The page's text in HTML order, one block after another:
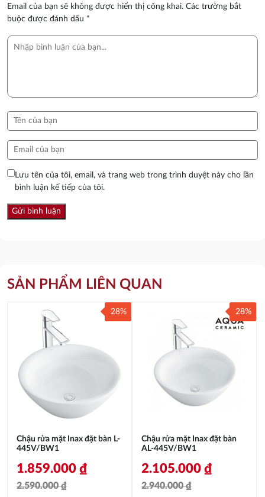
Email của bạn sẽ không được hiển thị công khai. Các trường bắt
buộc được đánh dấu *
Lưu tên của tôi, email, và trang web trong trình duyệt này cho lần
bình luận kế tiếp của tôi.
SẢN PHẨM LIÊN QUAN
Chậu rửa mặt Inax đặt bàn L-
445V/BW1
2.590.000₫
1.859.000 ₫
28%
Chậu rửa mặt Inax đặt bàn
AL-445V/BW1
2.940.000₫
2.105.000 ₫
28%